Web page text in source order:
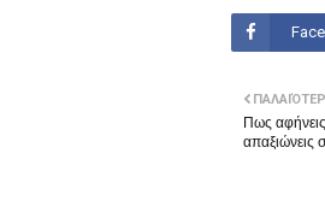
Πως
απαξιώνεις